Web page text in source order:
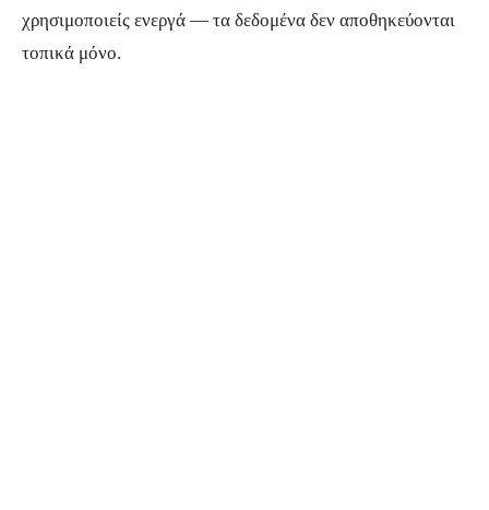
χρησιμοποιείς ενεργά — τα δεδομένα δεν αποθηκεύονται
τοπικά μόνο.